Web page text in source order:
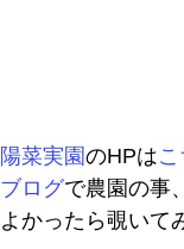
陽菜実園のHPはこ
ブログで農園の事
よかったら覗いて